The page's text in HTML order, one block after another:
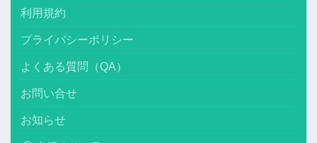
利用規約
プライバシーポリシー
よくある質問（QA）
お問い合せ
お知らせ